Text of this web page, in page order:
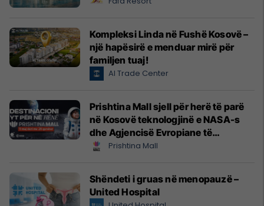
Kompleksi Linda në Fushë Kosovë –
një hapësirë e menduar mirë për
familjen tuaj!
Al Trade Center
Prishtina Mall sjell për herë të parë
në Kosovë teknologjinë e NASA-s
dhe Agjencisë Evropiane të
Hapësirës (ESA)
Prishtina Mall
Shëndeti i gruas në menopauzë –
United Hospital